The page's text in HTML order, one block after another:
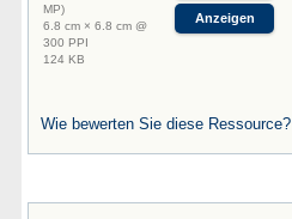
MP)
6.8 cm × 6.8 cm @
300 PPI
124 KB
Anzeigen
Wie bewerten Sie diese Ressource?